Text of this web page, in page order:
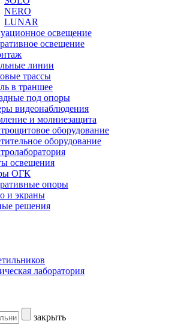
NERO
LUNAR
освещение
освещение
линии
трассы
в траншее
под опоры
видеонаблюдения
и молниезащита
оборудование
оборудование
освещения
ОГК
опоры
и экраны
решения
лаборатория
закрыть